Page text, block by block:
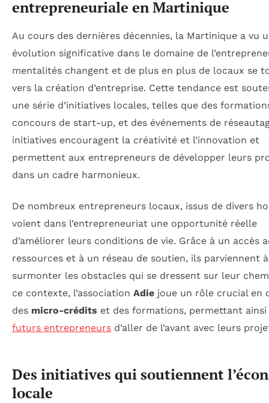
entrepreneuriale en Martinique
Au cours des dernières décennies, la Martinique a vu
évolution significative dans le domaine de
mentalités changent et de plus en plus de locaux se
vers la création d’entreprise. Cette tendance est
une série d’initiatives locales, telles que des
concours de start-up, et des événements de
initiatives encouragent la créativité et l’innovation et
permettent aux entrepreneurs de développer leurs
dans un cadre harmonieux.
De nombreux entrepreneurs locaux, issus de divers
voient dans l’entrepreneuriat une opportunité réelle
d’améliorer leurs conditions de vie. Grâce à un accès
ressources et à un réseau de soutien, ils parviennent à
surmonter les obstacles qui se dressent sur leur
ce contexte, l’association Adie joue un rôle crucial en
des micro-crédits et des formations, permettant ainsi
futurs entrepreneurs d’aller de l’avant avec leurs
Des initiatives qui soutiennent
locale